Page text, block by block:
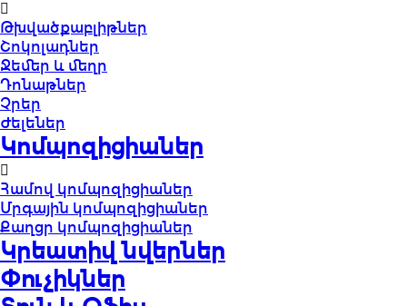
Թխվածքաբլիթներ
Շոկոլադներ
Ջեմեր և մեղր
Դոնաթներ
Չրեր
Ժելեներ
Կոմպոզիցիաներ
Համով կոմպոզիցիաներ
Մրգային կոմպոզիցիաներ
Քաղցր կոմպոզիցիաներ
Կրեատիվ նվերներ
Փուչիկներ